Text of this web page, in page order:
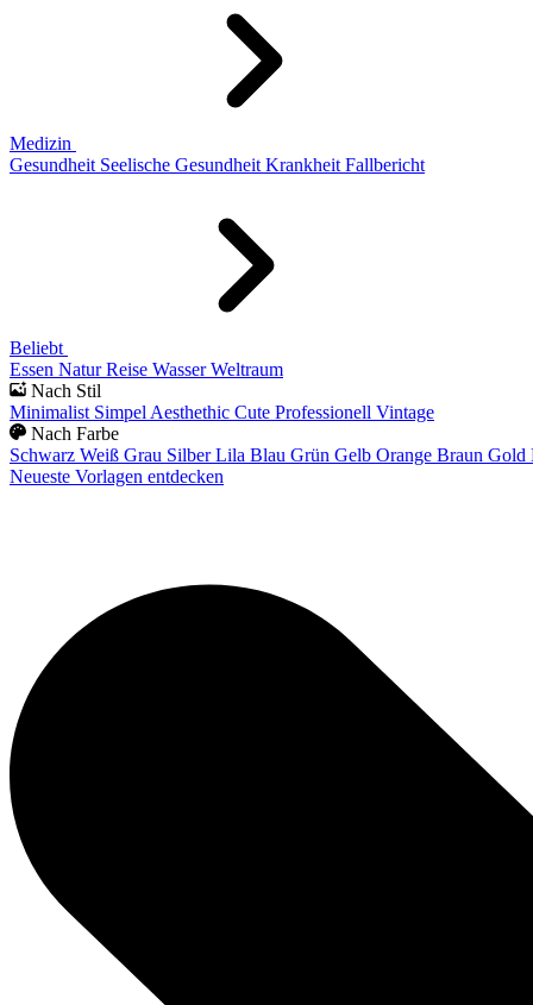
Medizin
Gesundheit Seelische Gesundheit Krankheit Fallbericht
Beliebt
Essen Natur Reise Wasser Weltraum
Nach Stil
Minimalist Simpel Aesthethic Cute Professionell Vintage
Nach Farbe
Schwarz Weiß Grau Silber Lila Blau Grün Gelb Orange Braun Gold
Neueste Vorlagen entdecken